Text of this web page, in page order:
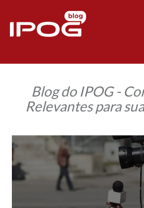
Blog do IPOG -
Relevantes para
Dia
do
Repórter:
O
profissional
leva